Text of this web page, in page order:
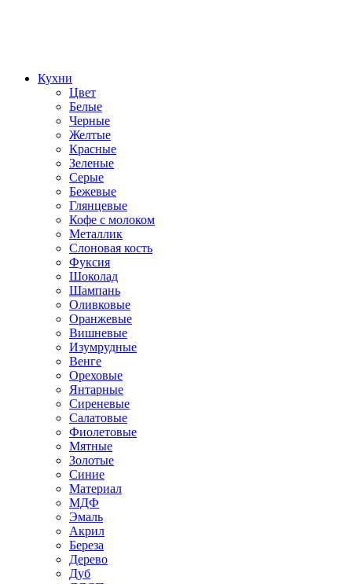
Кухни
Цвет
Белые
Черные
Желтые
Красные
Зеленые
Серые
Бежевые
Глянцевые
Кофе с молоком
Металлик
Слоновая кость
Фуксия
Шоколад
Шампань
Оливковые
Оранжевые
Вишневые
Изумрудные
Венге
Ореховые
Янтарные
Сиреневые
Салатовые
Фиолетовые
Мятные
Золотые
Синие
Материал
МДФ
Эмаль
Акрил
Береза
Дерево
Дуб